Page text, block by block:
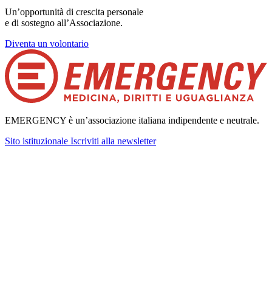
Un’opportunità di crescita personale
e di sostegno all’Associazione.
Diventa un volontario
EMERGENCY è un’associazione italiana indipendente e neutrale.
Sito istituzionale Iscriviti alla newsletter